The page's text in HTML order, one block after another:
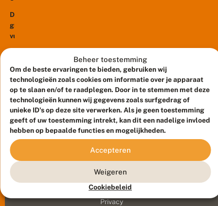
Beheer toestemming
Om de beste ervaringen te bieden, gebruiken wij
technologieën zoals cookies om informatie over je apparaat
op te slaan en/of te raadplegen. Door in te stemmen met deze
technologieën kunnen wij gegevens zoals surfgedrag of
unieke ID's op deze site verwerken. Als je geen toestemming
geeft of uw toestemming intrekt, kan dit een nadelige invloed
hebben op bepaalde functies en mogelijkheden.
Accepteren
Weigeren
Cookiebeleid
e
r
a
t
i
e
o
t
e
v
u
u
r
v
li
n
d
e
r
grote
vuurvlinder,
een
bijzondere
in
Nederland.
De
Nederlandse
ondersoort
batava
is
een...
e
v
u
u
r
li
n
d
e
r
i
n
h
t
B
r
n
e
De
grote
vuurvlinder,
een
dagvlinder
van
laagveenmoerassen,
blijkt
robuuster
dan
gedacht.
Na
een
beheerfout
vorig
jaar
Meld waarnemingen
© 2026 Vlinderstichting
Blue Field Agency
Privacy